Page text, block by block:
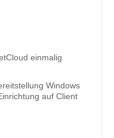
einmalig
Windows
auf Client